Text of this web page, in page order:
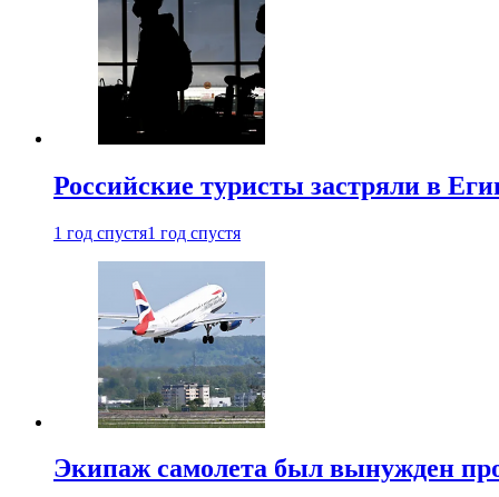
Российские туристы застряли в
1 год спустя1 год спустя
Экипаж самолета был вынужден